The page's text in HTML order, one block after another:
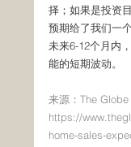
择；如果是投资
预期给了我们一
未来6-12个月内
能的短期波动。
来源：The
https://
home-sales-